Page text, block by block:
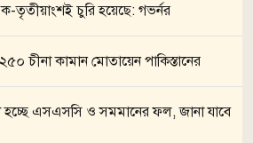
তৃতীয়াংশই চুরি হয়েছে: গভর্নর
চীনা কামান মোতায়েন পাকিস্তানের
হচ্ছে এসএসসি ও সমমানের ফল, জানা যাবে